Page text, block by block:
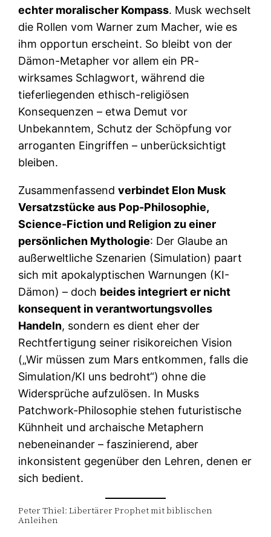
echter moralischer Kompass. Musk wechselt
die Rollen vom Warner zum Macher, wie es
ihm opportun erscheint. So bleibt von der
Dämon-Metapher vor allem ein PR-
wirksames Schlagwort, während die
tieferliegenden ethisch-religiösen
Konsequenzen – etwa Demut vor
Unbekanntem, Schutz der Schöpfung vor
arroganten Eingriffen – unberücksichtigt
bleiben.
Zusammenfassendverbindet Elon Musk
Versatzstücke aus Pop-Philosophie,
Science-Fiction und Religion zu einer
persönlichen Mythologie: Der Glaube an
außerweltliche Szenarien (Simulation) paart
sich mit apokalyptischen Warnungen (KI-
Dämon) – doch beides integriert er nicht
konsequent in verantwortungsvolles
Handeln, sondern es dient eher der
Rechtfertigung seiner risikoreichen Vision
(„Wir müssen zum Mars entkommen, falls die
Simulation/KI uns bedroht“) ohne die
Widersprüche aufzulösen. In Musks
Patchwork-Philosophie stehen futuristische
Kühnheit und archaische Metaphern
nebeneinander – faszinierend, aber
inkonsistent gegenüber den Lehren, denen er
sich bedient.
Peter Thiel: Libertärer Prophet mit biblischen
Anleihen